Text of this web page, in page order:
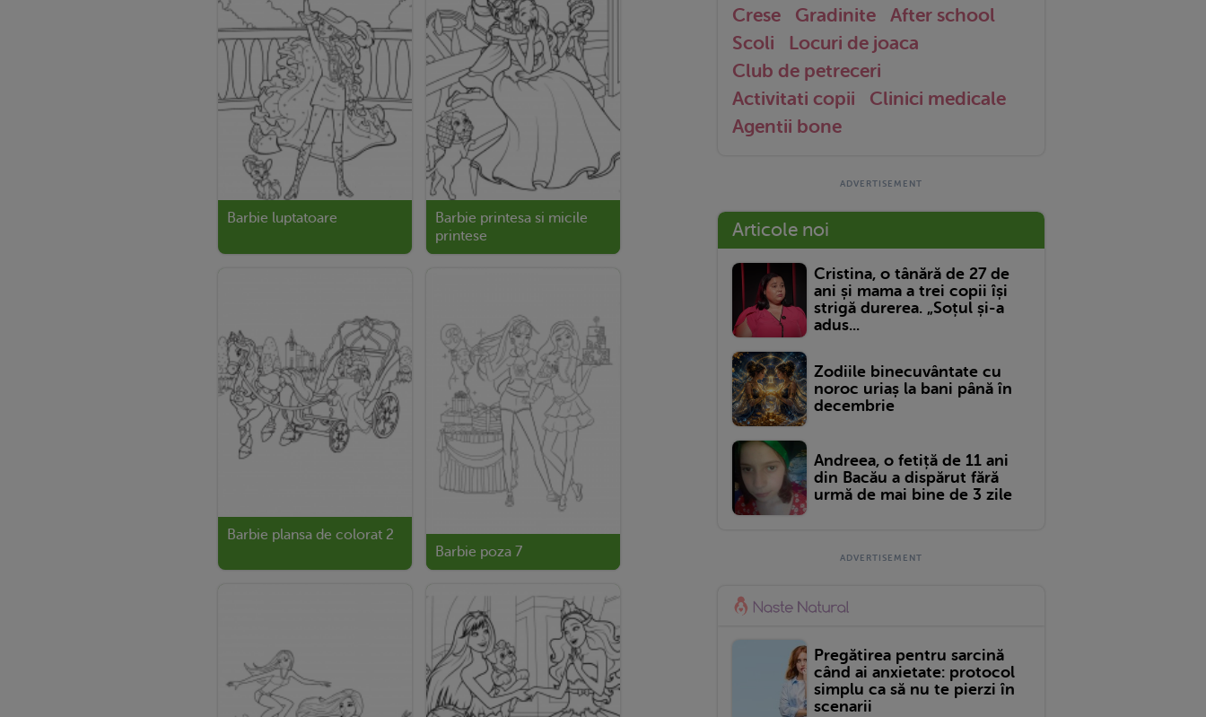
Barbie luptatoare
Barbie printesa si micile
printese
Barbie plansa de colorat 2
Barbie poza 7
Crese Gradinite
After school
Scoli
Locuri de joaca
Club de petreceri
Activitati copii
Clinici medicale
Agentii bone
Articole noi
Cristina, o tânără de 27 de
ani și mama a trei copii își
strigă durerea. „Soțul și-a
adus...
Zodiile binecuvântate cu
noroc uriaș la bani până în
decembrie
Andreea, o fetiță de 11 ani
din Bacău a dispărut fără
urmă de mai bine de 3 zile
Pregătirea pentru sarcină
când ai anxietate: protocol
simplu ca să nu te pierzi în
scenarii